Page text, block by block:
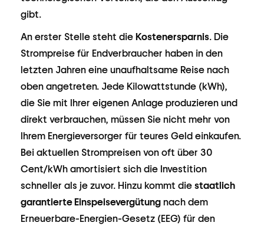
gibt.
An erster Stelle steht die Kostenersparnis. Die
Strompreise für Endverbraucher haben in den
letzten Jahren eine unaufhaltsame Reise nach
oben angetreten. Jede Kilowattstunde (kWh),
die Sie mit Ihrer eigenen Anlage produzieren und
direkt verbrauchen, müssen Sie nicht mehr von
Ihrem Energieversorger für teures Geld einkaufen.
Bei aktuellen Strompreisen von oft über 30
Cent/kWh amortisiert sich die Investition
schneller als je zuvor. Hinzu kommt die staatlich
garantierte Einspeisevergütung nach dem
Erneuerbare-Energien-Gesetz (EEG) für den